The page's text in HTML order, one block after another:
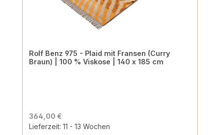
Rolf Benz 975 - Plaid mit Fransen (Curry
Braun) | 100 % Viskose | 140 x 185 cm
364,00 €
Lieferzeit: 11 - 13 Wochen